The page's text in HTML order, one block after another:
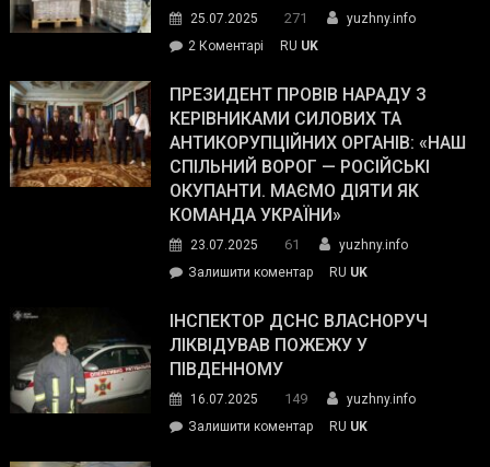
The
Street
Journal.
25.07.2025 271
yuzhny.info
2 Коментарі
Південному
працівникам
ОПЗ
з
матеріального
резерву
гуманітарну
допомогу
RU UK
ПРЕЗИДЕНТ ПРОВІВ НАРАДУ З
КЕРІВНИКАМИ СИЛОВИХ ТА
АНТИКОРУПЦІЙНИХ ОРГАНІВ: «НАШ
СПІЛЬНИЙ ВОРОГ — РОСІЙСЬКІ
ОКУПАНТИ. МАЄМО ДІЯТИ ЯК
КОМАНДА УКРАЇНИ»
23.07.2025 61
yuzhny.info
Залишити коментарon
провів
нараду
силових
та
RU UK
ІНСПЕКТОР ДСНС ВЛАСНОРУЧ
ЛІКВІДУВАВ ПОЖЕЖУ У
ПІВДЕННОМУ
16.07.2025 149
yuzhny.info
Залишити коментарon
RU UK